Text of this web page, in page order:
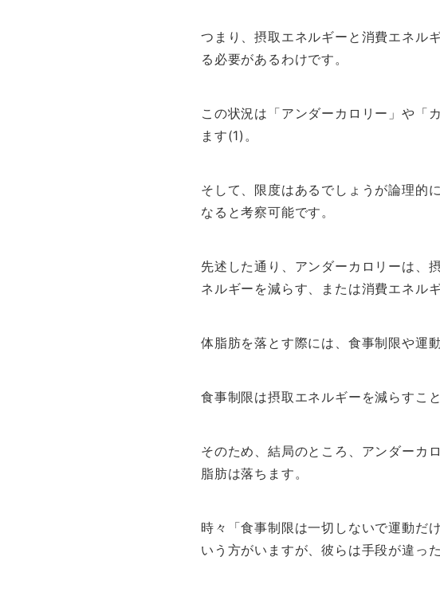
つまり、摂取エネルギーと消費エネル
る必要があるわけです。
この状況は「アンダーカロリー」や「
ます(1)。
そして、限度はあるでしょうが論理的
なると考察可能です。
先述した通り、アンダーカロリーは、
ネルギーを減らす、または消費エネル
体脂肪を落とす際には、食事制限や運
食事制限は摂取エネルギーを減らすこ
そのため、結局のところ、アンダーカ
脂肪は落ちます。
時々「食事制限は一切しないで運動だ
いう方がいますが、彼らは手段が違っ